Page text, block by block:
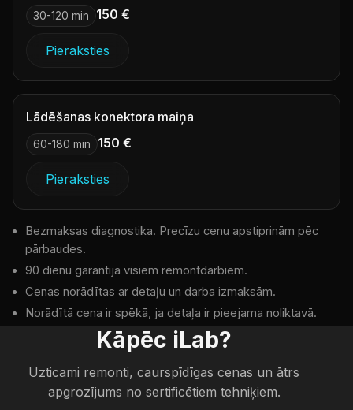
30-120 min 150 €
Pieraksties
Lādēšanas konektora maiņa
60-180 min 150 €
Pieraksties
Bezmaksas diagnostika. Precīzu cenu apstiprinām pēc
pārbaudes.
90 dienu garantija visiem remontdarbiem.
Cenas norādītas ar detaļu un darba izmaksām.
Norādītā cena ir spēkā, ja detaļa ir pieejama noliktavā.
Kāpēc iLab?
Uzticami remonti, caurspīdīgas cenas un ātrs
apgrozījums no sertificētiem tehniķiem.